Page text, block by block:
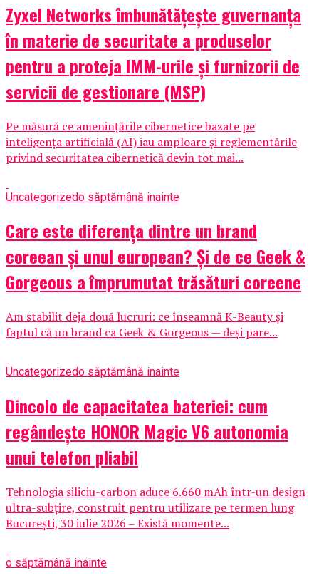
Zyxel Networks îmbunătățește guvernanța
în materie de securitate a produselor
pentru a proteja IMM-urile și furnizorii de
servicii de gestionare (MSP)
Pe măsură ce amenințările cibernetice bazate pe
inteligența artificială (AI) iau amploare și reglementările
privind securitatea cibernetică devin tot mai...
Uncategorizedo săptămână inainte
Care este diferența dintre un brand
coreean și unul european? Și de ce Geek &
Gorgeous a împrumutat trăsături coreene
Am stabilit deja două lucruri: ce înseamnă K-Beauty și
faptul că un brand ca Geek & Gorgeous — deși pare...
Uncategorizedo săptămână inainte
Dincolo de capacitatea bateriei: cum
regândește HONOR Magic V6 autonomia
unui telefon pliabil
Tehnologia siliciu-carbon aduce 6.660 mAh într-un design
ultra-subțire, construit pentru utilizare pe termen lung
București, 30 iulie 2026 – Există momente...
o săptămână inainte